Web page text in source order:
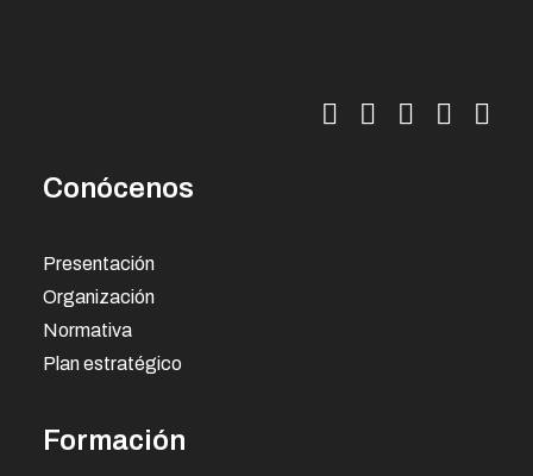
Conócenos
Presentación
Organización
Normativa
Plan estratégico
Formación